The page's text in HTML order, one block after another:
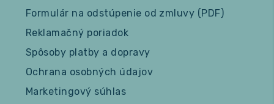
Formulár na odstúpenie od zmluvy (PDF)
Reklamačný poriadok
Spôsoby platby a dopravy
Ochrana osobných údajov
Marketingový súhlas